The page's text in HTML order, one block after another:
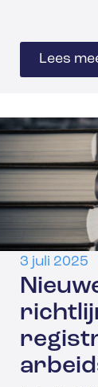
Lees
3 juli 2025